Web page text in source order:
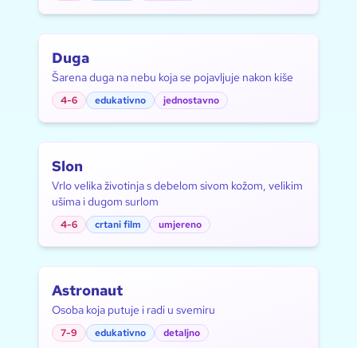
Duga
Šarena duga na nebu koja se pojavljuje nakon kiše
4-6 edukativno jednostavno
Slon
Vrlo velika životinja s debelom sivom kožom, velikim
ušima i dugom surlom
4-6 crtani film umjereno
Astronaut
Osoba koja putuje i radi u svemiru
7-9 edukativno detaljno